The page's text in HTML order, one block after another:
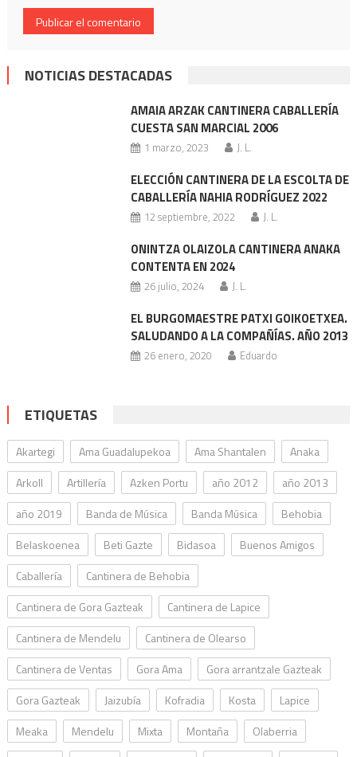
NOTICIAS DESTACADAS
AMAIA ARZAK CANTINERA CABALLERÍA
CUESTA SAN MARCIAL 2006
1 marzo, 2023 J. L.
ELECCIÓN CANTINERA DE LA ESCOLTA DE
CABALLERÍA NAHIA RODRÍGUEZ 2022
12 septiembre, 2022 J. L.
ONINTZA OLAIZOLA CANTINERA ANAKA
CONTENTA EN 2024
26 julio, 2024 J. L.
EL BURGOMAESTRE PATXI GOIKOETXEA.
SALUDANDO A LA COMPAÑÍAS. AÑO 2013
26 enero, 2020 Eduardo
ETIQUETAS
Akartegi Ama Guadalupekoa Ama Shantalen
Anaka
Arkoll
Artillería Azken Portu año 2012
año 2013
año 2019
Banda de Música Banda Música
Behobia
Belaskoenea
Beti Gazte Bidasoa
Buenos Amigos
Caballería
Cantinera de Behobia
Cantinera de Gora Gazteak
Cantinera de Lapice
Cantinera de Mendelu
Cantinera de Olearso
Cantinera de Ventas
Gora Ama
Gora arrantzale Gazteak
Gora Gazteak
Jaizubía Kofradia Kosta
Lapice
Meaka
Mendelu Mixta Montaña
Olaberria